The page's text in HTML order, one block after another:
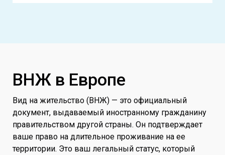
ВНЖ в Европе
Вид на жительство (ВНЖ) — это официальный
документ, выдаваемый иностранному гражданину
правительством другой страны. Он подтверждает
ваше право на длительное проживание на ее
территории. Это ваш легальный статус, который